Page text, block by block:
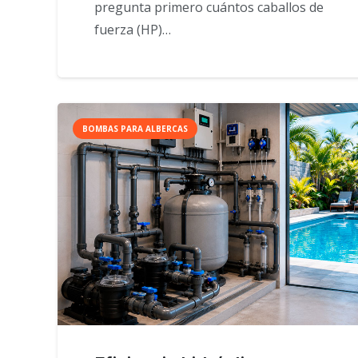
pregunta primero cuántos caballos de
fuerza (HP)…
BOMBAS PARA ALBERCAS